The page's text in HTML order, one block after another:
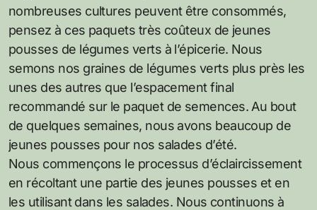
nombreuses cultures peuvent être consommés,
pensez à ces paquets très coûteux de jeunes
pousses de légumes verts à l’épicerie. Nous
semons nos graines de légumes verts plus près les
unes des autres que l’espacement final
recommandé sur le paquet de semences. Au bout
de quelques semaines, nous avons beaucoup de
jeunes pousses pour nos salades d’été.
Nous commençons le processus d’éclaircissement
en récoltant une partie des jeunes pousses et en
les utilisant dans les salades. Nous continuons à